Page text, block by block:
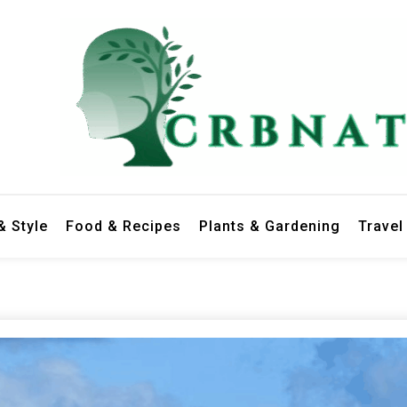
Style Food & Recipes Plants & Gardening Travel